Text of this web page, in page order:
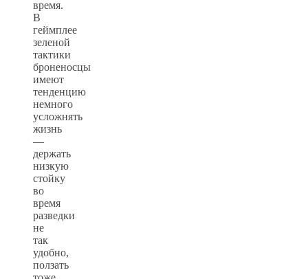
время.
В
геймплее
зеленой
тактики
броненосцы
имеют
тенденцию
немного
усложнять
жизнь
—
держать
низкую
стойку
во
время
разведки
не
так
удобно,
ползать